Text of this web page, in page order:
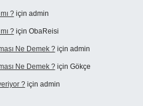
?için admin
?için ObaReisi
Ne Demek ?için admin
Ne Demek ?için Gökçe
?için admin